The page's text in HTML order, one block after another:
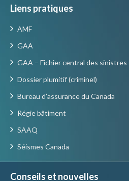
Liens pratiques
AMF
GAA
GAA – Fichier central des sinistres
Dossier plumitif (criminel)
Bureau d’assurance du Canada
Régie bâtiment
SAAQ
Séismes Canada
Conseils et nouvelles